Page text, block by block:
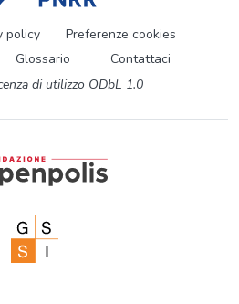
policy
Preferenze cookies
Glossario
Contattaci
di utilizzo ODbL 1.0